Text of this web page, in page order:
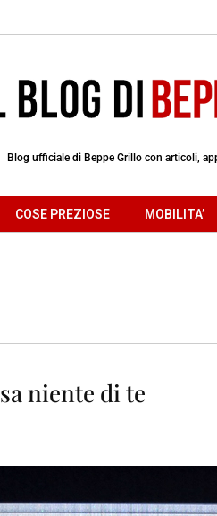
Blog ufficiale di Beppe Grillo con articoli,
COSE PREZIOSE MOBILITA’
niente di te